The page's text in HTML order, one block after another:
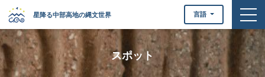
星降る中部高地の縄文世界 言語
スポット